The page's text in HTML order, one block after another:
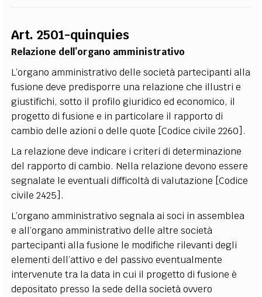
Art. 2501-quinquies
Relazione dell’organo amministrativo
L’organo amministrativo delle società partecipanti alla
fusione deve predisporre una relazione che illustri e
giustifichi, sotto il profilo giuridico ed economico, il
progetto di fusione e in particolare il rapporto di
cambio delle azioni o delle quote [Codice civile 2260].
La relazione deve indicare i criteri di determinazione
del rapporto di cambio. Nella relazione devono essere
segnalate le eventuali difficoltà di valutazione [Codice
civile 2425].
L’organo amministrativo segnala ai soci in assemblea
e all’organo amministrativo delle altre società
partecipanti alla fusione le modifiche rilevanti degli
elementi dell’attivo e del passivo eventualmente
intervenute tra la data in cui il progetto di fusione è
depositato presso la sede della società ovvero